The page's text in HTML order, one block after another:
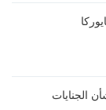
الجنايات